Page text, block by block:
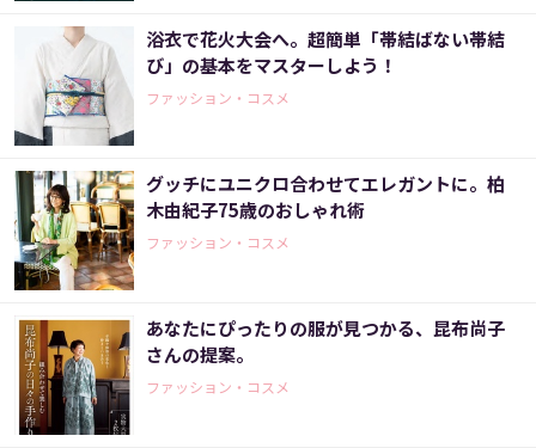
浴衣で花火大会へ。超簡単「帯結ばない帯結
び」の基本をマスターしよう！
ファッション・コスメ
グッチにユニクロ合わせてエレガントに。柏
木由紀子75歳のおしゃれ術
ファッション・コスメ
あなたにぴったりの服が見つかる、昆布尚子
さんの提案。
ファッション・コスメ